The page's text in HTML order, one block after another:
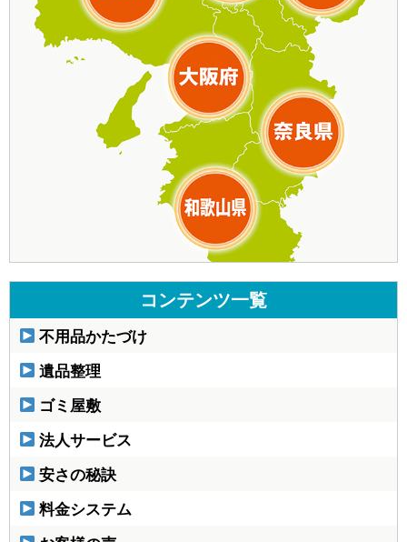
コンテンツ一覧
不用品かたづけ
遺品整理
ゴミ屋敷
法人サービス
安さの秘訣
料金システム